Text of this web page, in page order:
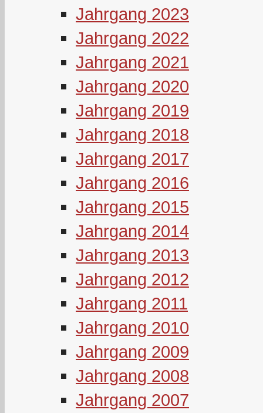
Jahrgang 2023
Jahrgang 2022
Jahrgang 2021
Jahrgang 2020
Jahrgang 2019
Jahrgang 2018
Jahrgang 2017
Jahrgang 2016
Jahrgang 2015
Jahrgang 2014
Jahrgang 2013
Jahrgang 2012
Jahrgang 2011
Jahrgang 2010
Jahrgang 2009
Jahrgang 2008
Jahrgang 2007